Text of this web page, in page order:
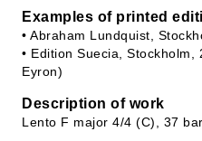
Examples of printed
• Abraham Lundquist,
• Edition Suecia, Stockholm,
Eyron)
Description of work
Lento F major 4/4 (C), 37